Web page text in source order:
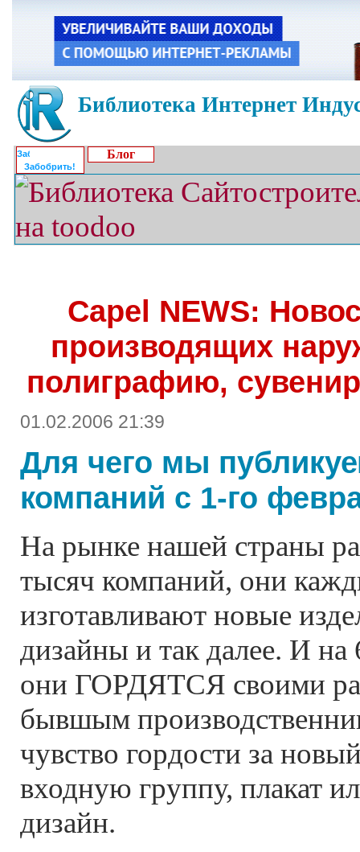
Библиотека Интернет
Забобрить!
Блог
Capel NEWS:
производящих
полиграфию,
01.02.2006 21:39
Для чего мы
компаний с 1-го
На рынке нашей страны
тысяч компаний, они
изготавливают новые
дизайны и так далее. И
они ГОРДЯТСЯ своими
бывшым
чувство гордости за
входную группу, плакат
дизайн.